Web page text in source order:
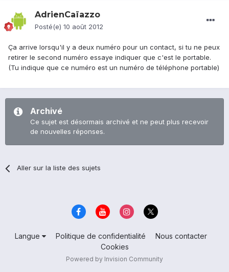
AdrienCaïazzo
Posté(e) 10 août 2012
Ça arrive lorsqu'il y a deux numéro pour un contact, si tu ne peux
retirer le second numéro essaye indiquer que c'est le portable.
(Tu indique que ce numéro est un numéro de téléphone portable)
Archivé
Ce sujet est désormais archivé et ne peut plus recevoir
de nouvelles réponses.
Aller sur la liste des sujets
Langue Politique de confidentialité
Nous contacter
Cookies
Powered by Invision Community